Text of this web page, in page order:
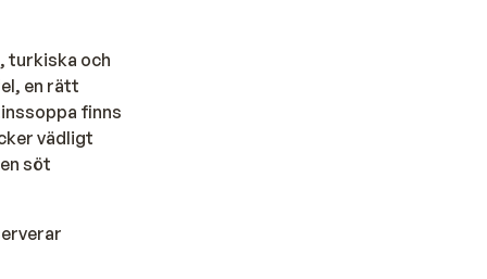
turkiska och
en rätt
finns
vädligt
söt